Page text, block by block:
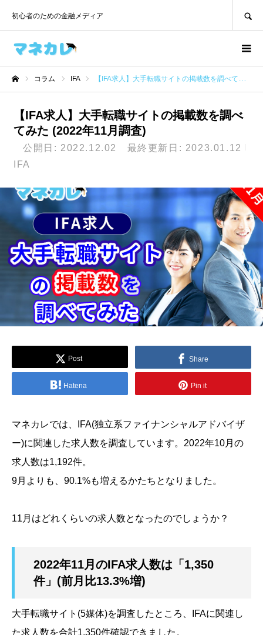
初心者のための金融メディア
コラム IFA 【IFA求人】大手転職サイトの掲載数を調べてみた (2022年11月調査)
【IFA求人】大手転職サイトの掲載数を調べ
てみた (2022年11月調査)
公開日: 2022.12.02 最終更新日: 2023.01.12
IFA
Post Share
Hatena Pin it
マネカレでは、IFA(独立系ファイナンシャルアドバイザ
ー)に関連した求人数を調査しています。2022年10月の
求人数は1,192件。
9月よりも、90.1%も増えるかたちとなりました。
11月はどれくらいの求人数となったのでしょうか？
2022年11月のIFA求人数は「1,350
件」(前月比13.3%増)
大手転職サイト(5媒体)を調査したところ、IFAに関連し
た求人数を合計1,350件確認できました。